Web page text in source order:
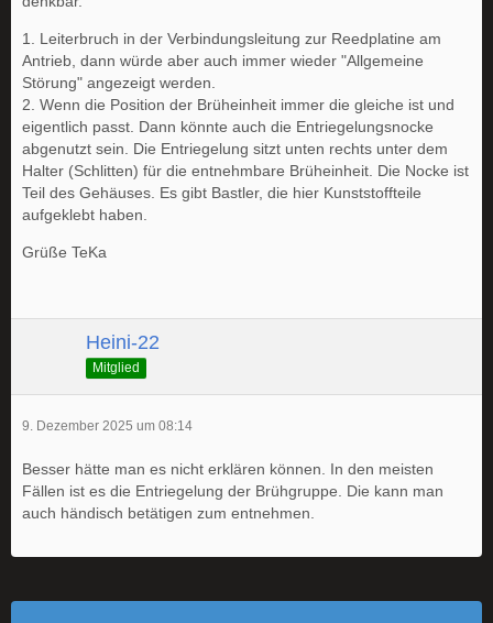
1. Leiterbruch in der Verbindungsleitung zur Reedplatine am
Antrieb, dann würde aber auch immer wieder "Allgemeine
Störung" angezeigt werden.
2. Wenn die Position der Brüheinheit immer die gleiche ist und
eigentlich passt. Dann könnte auch die Entriegelungsnocke
abgenutzt sein. Die Entriegelung sitzt unten rechts unter dem
Halter (Schlitten) für die entnehmbare Brüheinheit. Die Nocke ist
Teil des Gehäuses. Es gibt Bastler, die hier Kunststoffteile
aufgeklebt haben.
Grüße TeKa
Heini-22
Mitglied
9. Dezember 2025 um 08:14
Besser hätte man es nicht erklären können. In den meisten
Fällen ist es die Entriegelung der Brühgruppe. Die kann man
auch händisch betätigen zum entnehmen.